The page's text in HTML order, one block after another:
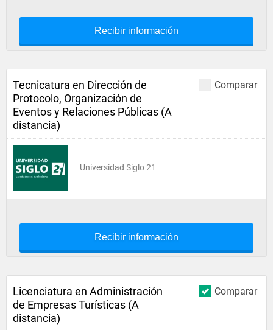
Recibir información
Comparar
Tecnicatura en Dirección de
Protocolo, Organización de
Eventos y Relaciones Públicas (A
distancia)
Universidad Siglo 21
Recibir información
Comparar
Licenciatura en Administración
de Empresas Turísticas (A
distancia)